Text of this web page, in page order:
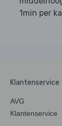
1min per
Klantenservice
AVG
Klantenservice